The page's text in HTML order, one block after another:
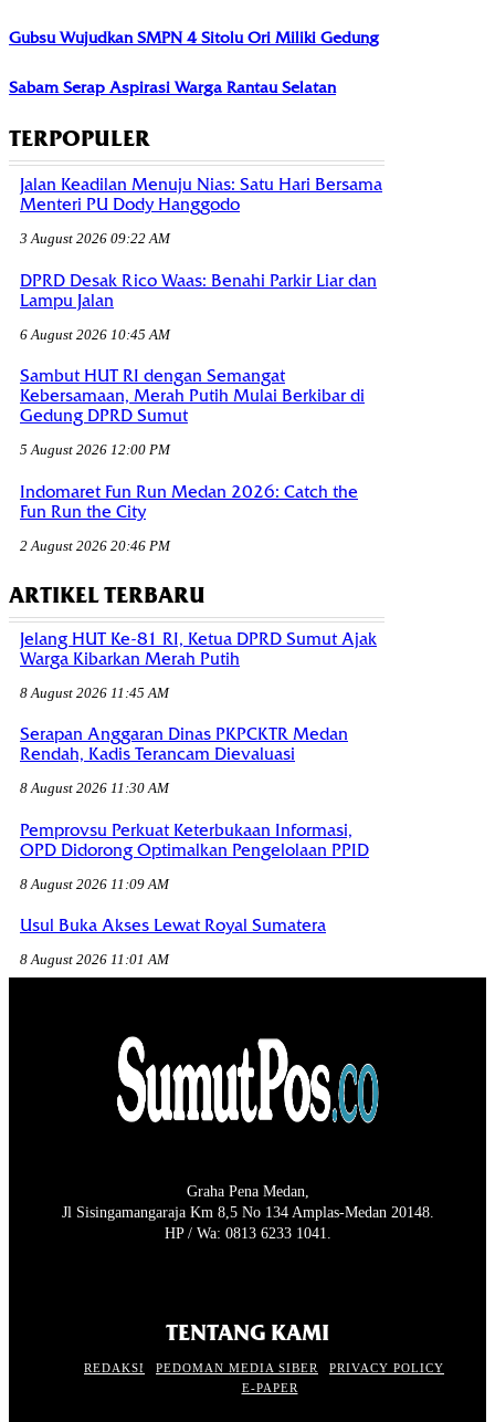
Gubsu Wujudkan SMPN 4 Sitolu Ori Miliki Gedung
Sabam Serap Aspirasi Warga Rantau Selatan
TERPOPULER
Jalan Keadilan Menuju Nias: Satu Hari Bersama
Menteri PU Dody Hanggodo
3 August 2026 09:22 AM
DPRD Desak Rico Waas: Benahi Parkir Liar dan
Lampu Jalan
6 August 2026 10:45 AM
Sambut HUT RI dengan Semangat
Kebersamaan, Merah Putih Mulai Berkibar di
Gedung DPRD Sumut
5 August 2026 12:00 PM
Indomaret Fun Run Medan 2026: Catch the
Fun Run the City
2 August 2026 20:46 PM
ARTIKEL TERBARU
Jelang HUT Ke-81 RI, Ketua DPRD Sumut Ajak
Warga Kibarkan Merah Putih
8 August 2026 11:45 AM
Serapan Anggaran Dinas PKPCKTR Medan
Rendah, Kadis Terancam Dievaluasi
8 August 2026 11:30 AM
Pemprovsu Perkuat Keterbukaan Informasi,
OPD Didorong Optimalkan Pengelolaan PPID
8 August 2026 11:09 AM
Usul Buka Akses Lewat Royal Sumatera
8 August 2026 11:01 AM
Graha Pena Medan,
Jl Sisingamangaraja Km 8,5 No 134 Amplas-Medan 20148.
HP / Wa: 0813 6233 1041.
TENTANG KAMI
REDAKSI PEDOMAN MEDIA SIBER
PRIVACY POLICY
E-PAPER